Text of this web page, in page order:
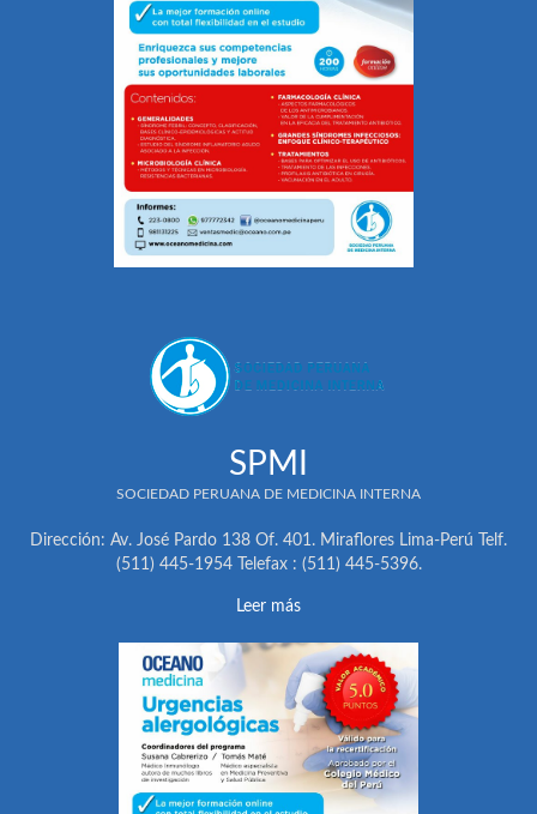
SPMI
SOCIEDAD PERUANA DE MEDICINA INTERNA
Dirección: Av. José Pardo 138 Of. 401. Miraflores Lima-Perú Telf.
(511) 445-1954 Telefax : (511) 445-5396.
Leer más